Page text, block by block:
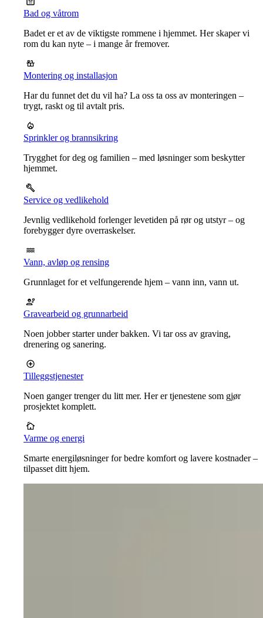
Bad og våtrom
Badet er et av de viktigste rommene i hjemmet. Her skaper vi
rom du kan nyte – i mange år fremover.
Montering og installasjon
Har du funnet det du vil ha? La oss ta oss av monteringen –
trygt, raskt og til avtalt pris.
Sprinkler og brannsikring
Trygghet for deg og familien – med løsninger som beskytter
hjemmet.
Service og vedlikehold
Jevnlig vedlikehold forlenger levetiden på rør og utstyr – og
forebygger dyre overraskelser.
Vann, avløp og rensing
Grunnlaget for et velfungerende hjem – vann inn, vann ut.
Gravearbeid og grunnarbeid
Noen jobber starter under bakken. Vi tar oss av graving,
drenering og sanering.
Tilleggstjenester
Noen ganger trenger du litt mer. Her er tjenestene som gjør
prosjektet komplett.
Varme og energi
Smarte energiløsninger for bedre komfort og lavere kostnader –
tilpasset ditt hjem.